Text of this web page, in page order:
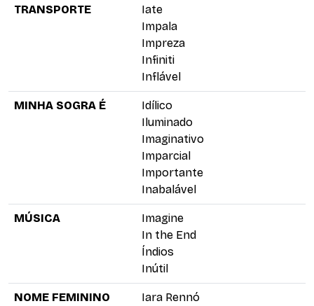
TRANSPORTE
Iate
Impala
Impreza
Infiniti
Inflável
MINHA SOGRA É
Idílico
Iluminado
Imaginativo
Imparcial
Importante
Inabalável
MÚSICA
Imagine
In the End
Índios
Inútil
NOME FEMININO
Iara Rennó